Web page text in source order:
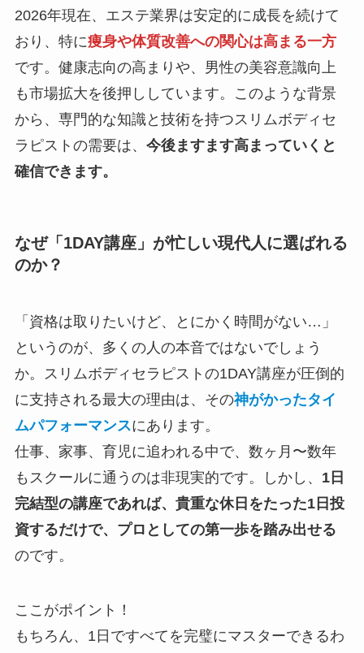
2026年現在、エステ業界は安定的に成長を続けて
おり、特に痩身や体質改善への関心は高まる一方
です。健康志向の高まりや、男性の美容意識向上
も市場拡大を後押ししています。このような背景
から、専門的な知識と技術を持つスリムボディセ
ラピストの需要は、 今後ますます高まっていくと
確信できます。
なぜ「1DAY講座」が忙しい現代人に選ばれる
のか？
「資格は取りたいけど、とにかく時間がない…」
というのが、多くの人の本音ではないでしょう
か。スリムボディセラピストの1DAY講座が圧倒的
に支持される最大の理由は、その神がかったタイ
ムパフォーマンスにあります。
仕事、家事、育児に追われる中で、数ヶ月〜数年
もスクールに通うのは非現実的です。しかし、 1日
完結型の講座であれば、貴重な休日をたった1日投
資するだけで、プロとしての第一歩を踏み出せる
のです。
ここがポイント！
もちろん、1日ですべてを完璧にマスターできるわ